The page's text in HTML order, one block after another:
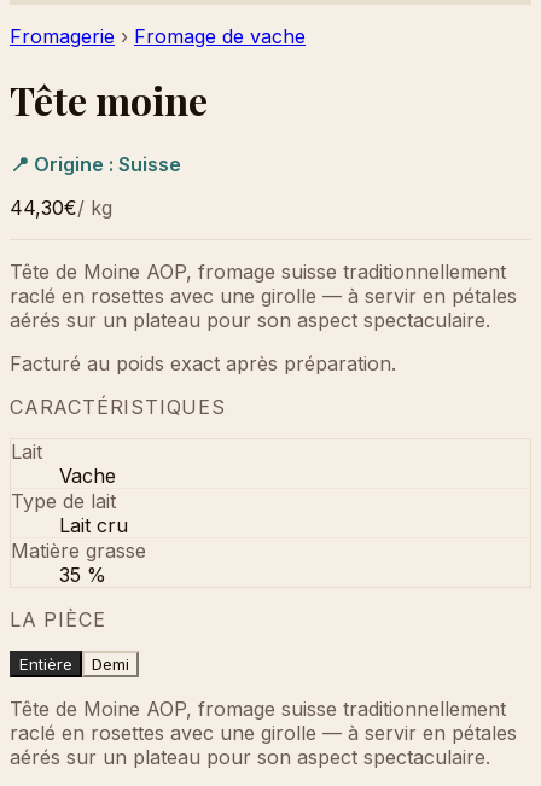
Fromagerie › Fromage de vache
Tête moine
📍 Origine : Suisse
44,30€/ kg
Tête de Moine AOP, fromage suisse traditionnellement
raclé en rosettes avec une girolle — à servir en pétales
aérés sur un plateau pour son aspect spectaculaire.
Facturé au poids exact après préparation.
CARACTÉRISTIQUES
Lait
Vache
Type de lait
Lait cru
Matière grasse
35 %
LA PIÈCE
Entière Demi
Tête de Moine AOP, fromage suisse traditionnellement
raclé en rosettes avec une girolle — à servir en pétales
aérés sur un plateau pour son aspect spectaculaire.